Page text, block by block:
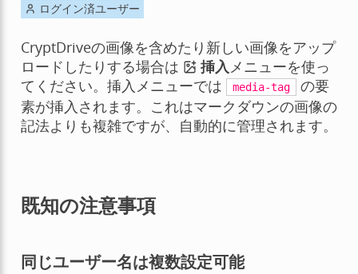
ログイン済ユーザー
CryptDriveの画像を含めたり新しい画像をアップ
ロードしたりする場合は
挿入メニューを使っ
てください。挿入メニューでは
media-tag
の要
素が挿入されます。これはマークダウンの画像の
記法よりも複雑ですが、自動的に管理されます。
既知の注意事項
同じユーザー名は複数設定可能